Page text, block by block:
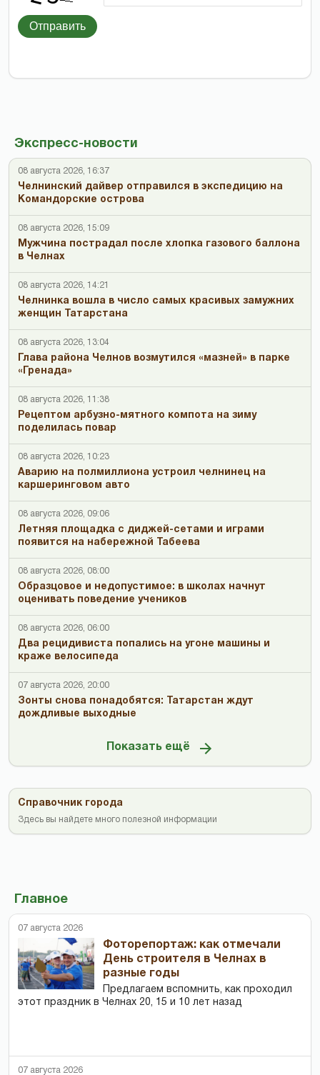
Экспресс-новости
08 августа 2026, 16:37
Челнинский дайвер отправился в экспедицию на
Командорские острова
08 августа 2026, 15:09
Мужчина пострадал после хлопка газового баллона
в Челнах
08 августа 2026, 14:21
Челнинка вошла в число самых красивых замужних
женщин Татарстана
08 августа 2026, 13:04
Глава района Челнов возмутился «мазней» в парке
«Гренада»
08 августа 2026, 11:38
Рецептом арбузно-мятного компота на зиму
поделилась повар
08 августа 2026, 10:23
Аварию на полмиллиона устроил челнинец на
каршеринговом авто
08 августа 2026, 09:06
Летняя площадка с диджей-сетами и играми
появится на набережной Табеева
08 августа 2026, 08:00
Образцовое и недопустимое: в школах начнут
оценивать поведение учеников
08 августа 2026, 06:00
Два рецидивиста попались на угоне машины и
краже велосипеда
07 августа 2026, 20:00
Зонты снова понадобятся: Татарстан ждут
дождливые выходные
Показать ещё
Справочник города
Здесь вы найдете много полезной информации
Главное
07 августа 2026
Фоторепортаж: как отмечали
День строителя в Челнах в
разные годы
Предлагаем вспомнить, как проходил
этот праздник в Челнах 20, 15 и 10 лет назад
07 августа 2026
Отправить